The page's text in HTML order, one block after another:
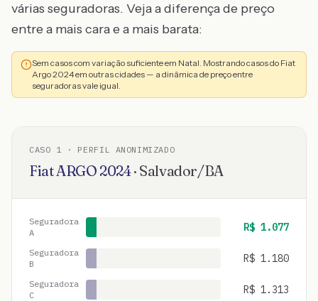
várias seguradoras. Veja a diferença de preço
entre a mais cara e a mais barata:
Sem casos com variação suficiente em Natal. Mostrando casos do Fiat
Argo 2024 em outras cidades — a dinâmica de preço entre
seguradoras vale igual.
CASO 1 · PERFIL ANONIMIZADO
FiatARGO 2024· Salvador/BA
Seguradora
A
R$ 1.077
Seguradora
B
R$ 1.180
Seguradora
C
R$ 1.313